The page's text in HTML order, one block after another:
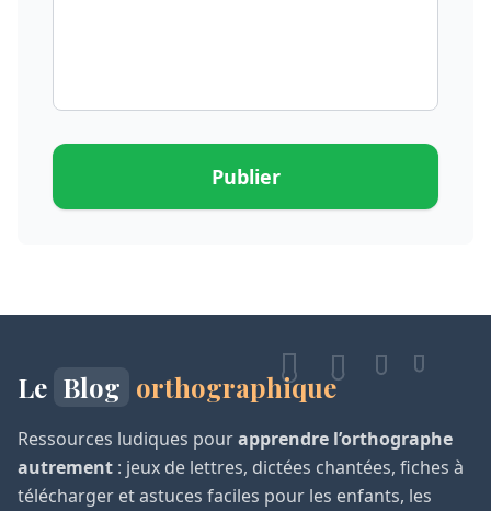
Publier
Le Blog orthographique
Ressources ludiques pourapprendre l’orthographe
autrement : jeux de lettres, dictées chantées, fiches à
télécharger et astuces faciles pour les enfants, les